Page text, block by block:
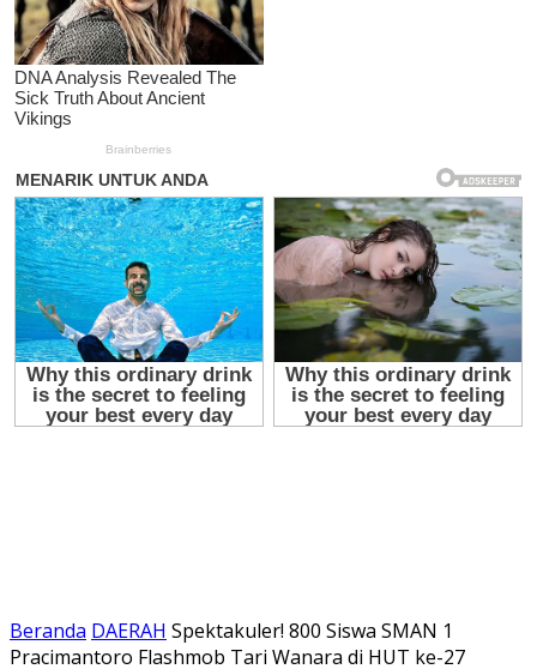
Beranda DAERAH Spektakuler! 800 Siswa SMAN 1
Pracimantoro Flashmob Tari Wanara di HUT ke-27